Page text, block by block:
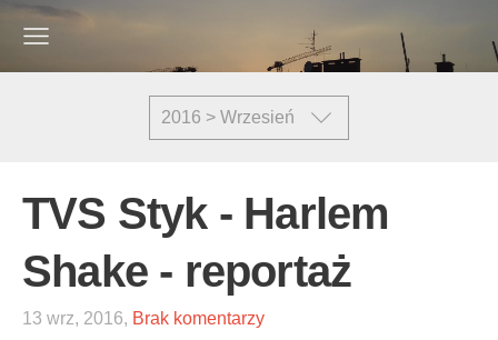
2016 > Wrzesień
TVS Styk - Harlem
Shake - reportaż
13 wrz, 2016, Brak komentarzy